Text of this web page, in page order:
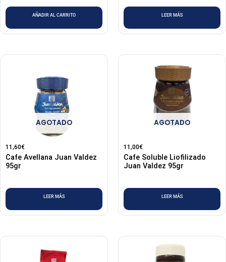
AÑADIR AL CARRITO LEER MÁS
AGOTADO
11,60€
Cafe Avellana Juan Valdez
95gr
LEER MÁS
AGOTADO
11,00€
Cafe Soluble Liofilizado
Juan Valdez 95gr
LEER MÁS